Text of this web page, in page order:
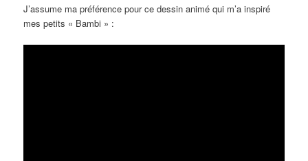
J’assume ma préférence pour ce dessin animé qui m’a inspiré
mes petits « Bambi » :